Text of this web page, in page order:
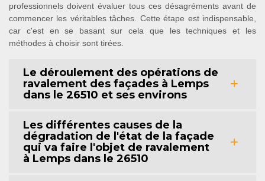
professionnels doivent évaluer tous ces désagréments avant de
commencer les véritables tâches. Cette étape est indispensable,
car c'est en se basant sur cela que les techniques et les
méthodes à choisir sont tirées.
Le déroulement des opérations de
ravalement des façades à Lemps
dans le 26510 et ses environs
Les différentes causes de la
dégradation de l'état de la façade
qui va faire l'objet de ravalement
à Lemps dans le 26510